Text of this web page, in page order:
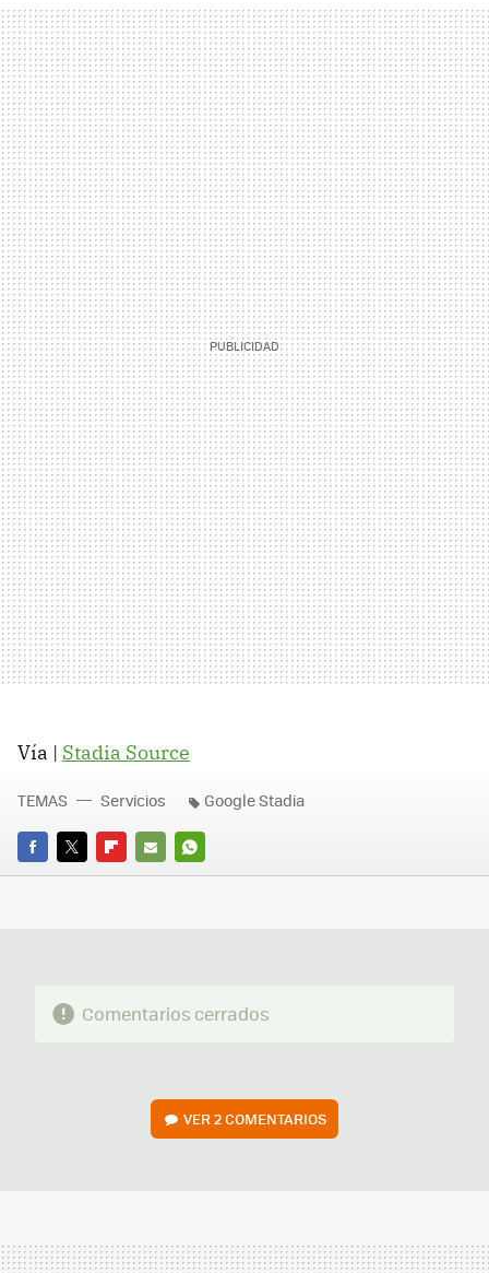
Vía | Stadia Source
FACEBOOK
TWITTERFLIPBOARD
E-
WHATSAPP
TEMAS Servicios Google Stadia
Comentarios cerrados
VER2 COMENTARIOS